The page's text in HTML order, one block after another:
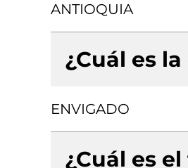
ANTIOQUIA
¿Cuál es
ENVIGADO
¿Cuál es